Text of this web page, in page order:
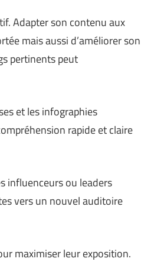
Adapter son contenu aux
mais aussi d’améliorer son
pertinents peut
et les infographies
rapide et claire
influenceurs ou leaders
vers un nouvel auditoire
maximiser leur exposition.